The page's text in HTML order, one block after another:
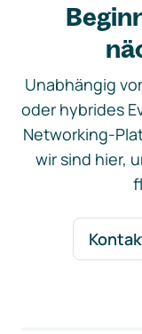
Unabhängig
oder hybrides
Networking-
wir sind hier,